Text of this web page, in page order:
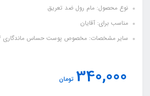
نوع محصول: مام رول ضد تعریق
مناسب برای: آقایان
سایر مشخصات: مخصوص پوست حساس ماندگاری 24 ساعته
340,000 تومان